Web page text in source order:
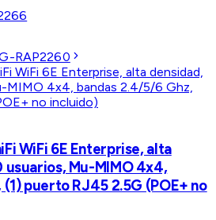
RAP2260
WiFi 6E Enterprise, alta
Mu-MIMO 4x4,
puerto RJ45 2.5G (POE+ no